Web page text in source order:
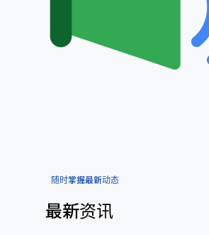
随时掌握最新动态
最新资讯